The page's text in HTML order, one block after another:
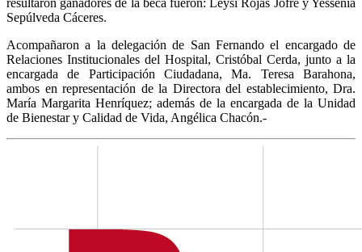
Sepúlveda Cáceres.
Acompañaron a la delegación de San Fernando el encargado de
Relaciones Institucionales del Hospital, Cristóbal Cerda, junto a la
encargada de Participación Ciudadana, Ma. Teresa Barahona,
ambos en representación de la Directora del establecimiento, Dra.
María Margarita Henríquez; además de la encargada de la Unidad
de Bienestar y Calidad de Vida, Angélica Chacón.-